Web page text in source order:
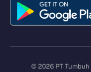
© 2026 PT Tumbuh